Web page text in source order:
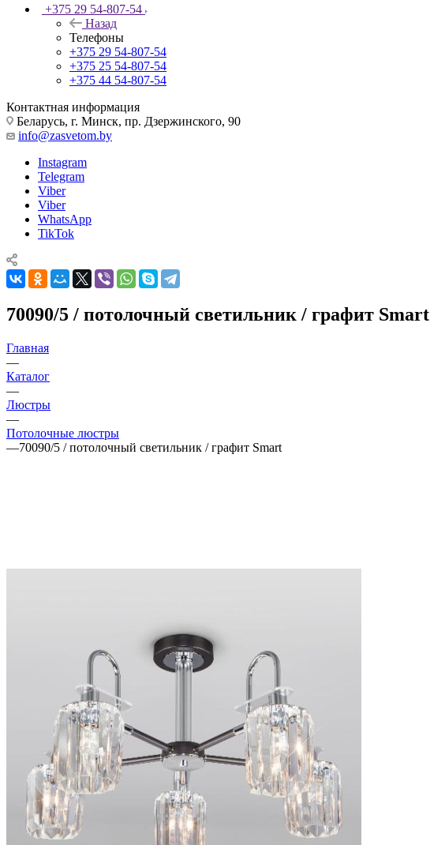
+375 29 54-807-54
Назад
Телефоны
+375 29 54-807-54
+375 25 54-807-54
+375 44 54-807-54
Контактная информация
Беларусь, г. Минск, пр. Дзержинского, 90
info@zasvetom.by
Instagram
Telegram
Viber
Viber
WhatsApp
TikTok
70090/5 / потолочный светильник / графит Smart
Главная
—
Каталог
—
Люстры
—
Потолочные люстры
—70090/5 / потолочный светильник / графит Smart